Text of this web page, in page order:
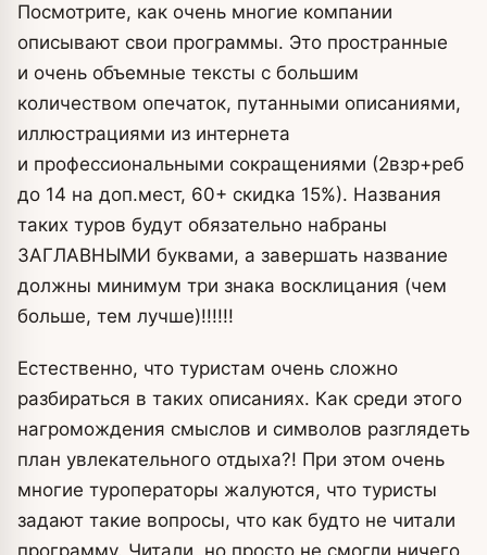
Посмотрите, как очень многие компании
описывают свои программы. Это пространные
и очень объемные тексты с большим
количеством опечаток, путанными описаниями,
иллюстрациями из интернета
и профессиональными сокращениями (2взр+реб
до 14 на доп.мест, 60+ скидка 15%). Названия
таких туров будут обязательно набраны
ЗАГЛАВНЫМИ буквами, а завершать название
должны минимум три знака восклицания (чем
больше, тем лучше)!!!!!!
Естественно, что туристам очень сложно
разбираться в таких описаниях. Как среди этого
нагромождения смыслов и символов разглядеть
план увлекательного отдыха?! При этом очень
многие туроператоры жалуются, что туристы
задают такие вопросы, что как будто не читали